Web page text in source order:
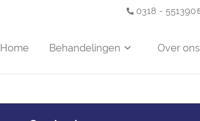
0318 - 551390
Home Behandelingen Over ons